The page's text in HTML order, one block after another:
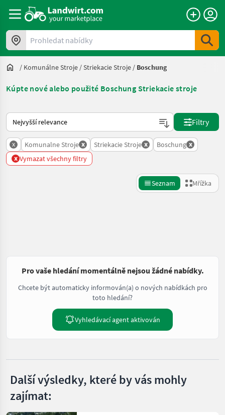
Prohledat nabídky
/ Komunálne Stroje /Striekacie Stroje / Boschung
Kúpte nové alebo použité Boschung Striekacie stroje
Takto se řadí nabídky na Landwirt.com
Filtry
x Komunalne Stroje x Striekacie Stroje x Boschung x
x Vymazat všechny filtry
Seznam Mřížka
Pro vaše hledání momentálně nejsou žádné nabídky.
Chcete být automaticky informován(a) o nových nabídkách pro
toto hledání?
Vyhledávací agent aktivován
Další výsledky, které by vás mohly
zajímat: